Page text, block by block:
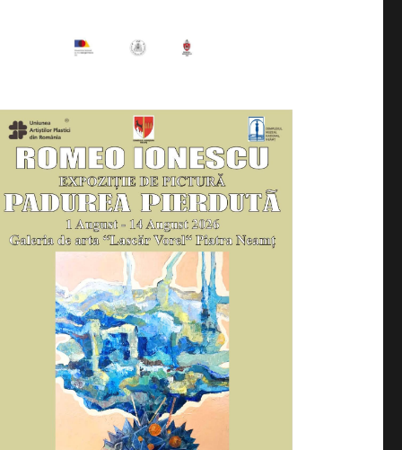
din Piatra-Neamț aduc în fața publicului iubitor